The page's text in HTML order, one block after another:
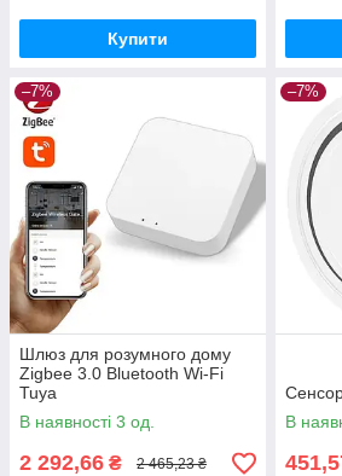
Купити
–7%
Шлюз для розумного дому
Zigbee 3.0 Bluetooth Wi-Fi
Tuya
В наявності 3 од.
2 292,66 ₴ 2 465,23 ₴
–7%
В